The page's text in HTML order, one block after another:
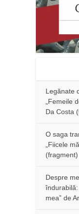
Legănate
„Femeile
Da Costa
O saga
„Fiicele
(fragment)
Despre
îndurabilă:
mea” de